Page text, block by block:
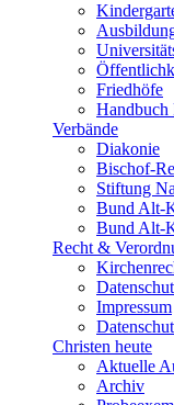
Friedhöfe
Handbuch
Verbände
Diakonie
Bischof-
Stiftung
Bund Alt-
Bund Alt-
Recht &
Impressum
Christen heute
Aktuelle
Archiv